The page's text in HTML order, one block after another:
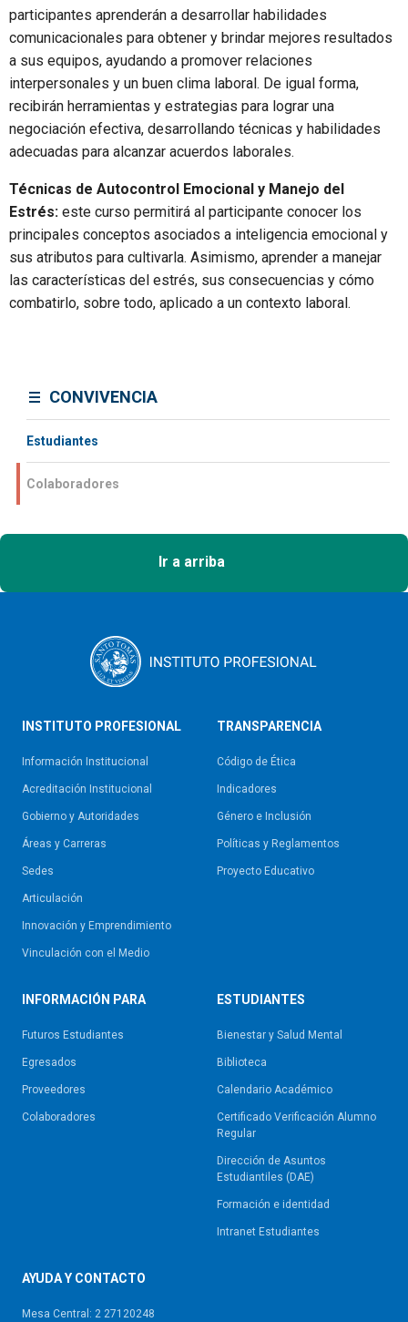
participantes aprenderán a desarrollar habilidades
comunicacionales para obtener y brindar mejores resultados
a sus equipos, ayudando a promover relaciones
interpersonales y un buen clima laboral. De igual forma,
recibirán herramientas y estrategias para lograr una
negociación efectiva, desarrollando técnicas y habilidades
adecuadas para alcanzar acuerdos laborales.
Técnicas de Autocontrol Emocional y Manejo del
Estrés: este curso permitirá al participante conocer los
principales conceptos asociados a inteligencia emocional y
sus atributos para cultivarla. Asimismo, aprender a manejar
las características del estrés, sus consecuencias y cómo
combatirlo, sobre todo, aplicado a un contexto laboral.
CONVIVENCIA
Estudiantes
Colaboradores
Ir a arriba
INSTITUTO PROFESIONAL
Información Institucional
Acreditación Institucional
Gobierno y Autoridades​
Áreas y Carreras
Sedes
Articulación
Innovación y Emprendimiento
Vinculación con el Medio
TRANSPARENCIA
Código de Ética
Indicadores
Género e Inclusión
Políticas y Reglamentos​
Proyecto Educativo
INFORMACIÓN PARA
Futuros Estudiantes
Egresados
Proveedores
Colaboradores
ESTUDIANTES
Bienestar y Salud Mental
Biblioteca
Calendario Académico
Certificado Verificación Alumno
Regular
Dirección de Asuntos
Estudiantiles (DAE)
Formación e identidad
Intranet Estudiantes
AYUDA Y CONTACTO
Mesa Central: 2 27120248